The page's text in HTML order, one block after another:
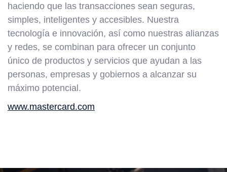
haciendo que las transacciones sean seguras,
simples, inteligentes y accesibles. Nuestra
tecnología e innovación, así como nuestras alianzas
y redes, se combinan para ofrecer un conjunto
único de productos y servicios que ayudan a las
personas, empresas y gobiernos a alcanzar su
máximo potencial.
www.mastercard.com